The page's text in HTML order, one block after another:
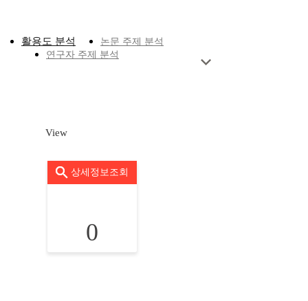
활용도 분석
논문 주제 분석
연구자 주제 분석
View
상세정보조회
0